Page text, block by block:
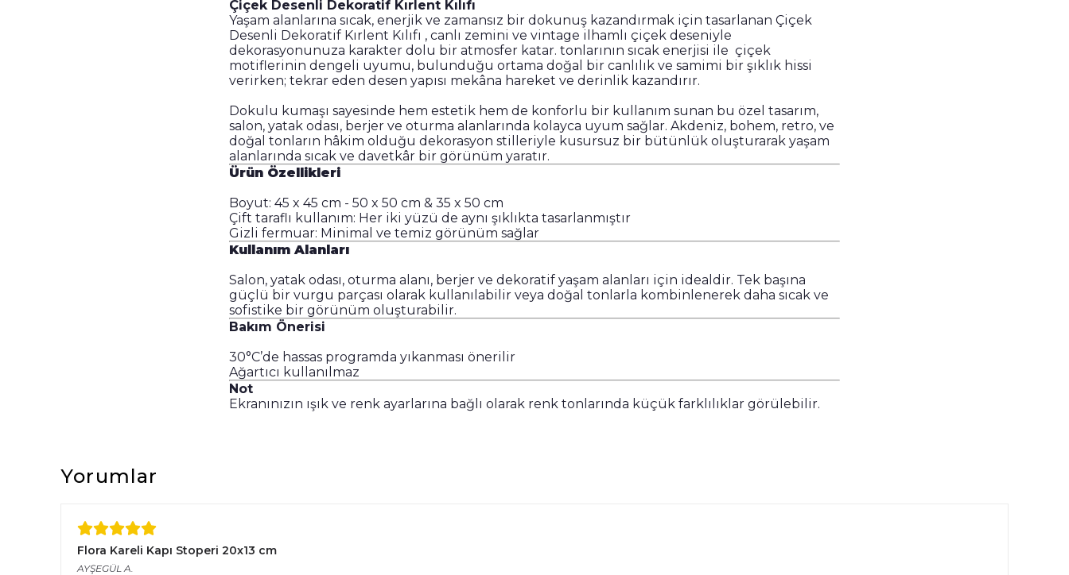
Çiçek Desenli Dekoratif Kırlent Kılıfı
Yaşam alanlarına sıcak, enerjik ve zamansız bir dokunuş kazandırmak için tasarlanan Çiçek
Desenli Dekoratif Kırlent Kılıfı , canlı zemini ve vintage ilhamlı çiçek deseniyle
dekorasyonunuza karakter dolu bir atmosfer katar. tonlarının sıcak enerjisi ile çiçek
motiflerinin dengeli uyumu, bulunduğu ortama doğal bir canlılık ve samimi bir şıklık hissi
verirken; tekrar eden desen yapısı mekâna hareket ve derinlik kazandırır.
Dokulu kumaşı sayesinde hem estetik hem de konforlu bir kullanım sunan bu özel tasarım,
salon, yatak odası, berjer ve oturma alanlarında kolayca uyum sağlar. Akdeniz, bohem, retro, ve
doğal tonların hâkim olduğu dekorasyon stilleriyle kusursuz bir bütünlük oluşturarak yaşam
alanlarında sıcak ve davetkâr bir görünüm yaratır.
Ürün Özellikleri
Boyut: 45 x 45 cm - 50 x 50 cm & 35 x 50 cm
Çift taraflı kullanım: Her iki yüzü de aynı şıklıkta tasarlanmıştır
Gizli fermuar: Minimal ve temiz görünüm sağlar
Kullanım Alanları
Salon, yatak odası, oturma alanı, berjer ve dekoratif yaşam alanları için idealdir. Tek başına
güçlü bir vurgu parçası olarak kullanılabilir veya doğal tonlarla kombinlenerek daha sıcak ve
sofistike bir görünüm oluşturabilir.
Bakım Önerisi
30°C’de hassas programda yıkanması önerilir
Ağartıcı kullanılmaz
Not
Ekranınızın ışık ve renk ayarlarına bağlı olarak renk tonlarında küçük farklılıklar görülebilir.
Yorumlar
Flora Kareli Kapı Stoperi 20x13 cm
AYŞEGÜL A.